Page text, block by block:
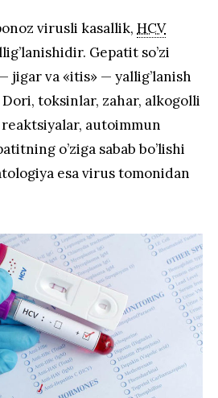
virusli kasallik,HCV
Gepatit so’zi
jigar va «itis» — yallig’lanish
Dori, toksinlar, zahar, alkogolli
autoimmun
o’ziga sabab bo’lishi
esa virus tomonidan